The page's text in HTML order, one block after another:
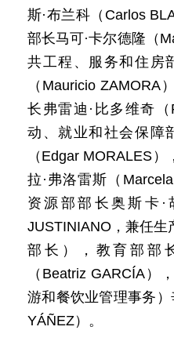
斯·布兰科（Carlos
部长马可·卡尔德隆（
共工程、服务和住房
（Mauricio ZAMORA
长弗雷迪·比多维奇
动、就业和社会保障
（Edgar MORALES
拉·弗洛雷斯（
资源部部长奥斯卡·
JUSTINIANO，兼任生
部长），教育部部
（Beatriz GARCÍA）
游和餐饮业管理事务
YÁÑEZ）。